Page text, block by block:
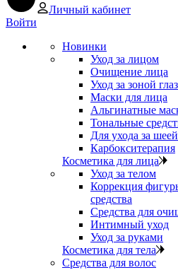
Личный кабинет
Войти
Новинки
Уход за лицом
Очищение лица
Уход за зоной
Маски для лица
Альгинатные
Тональные
Для ухода за
Карбокситерапия
Косметика для лица
Уход за телом
Коррекция
средства
Средства для
Интимный уход
Уход за руками
Косметика для тела
Средства для волос